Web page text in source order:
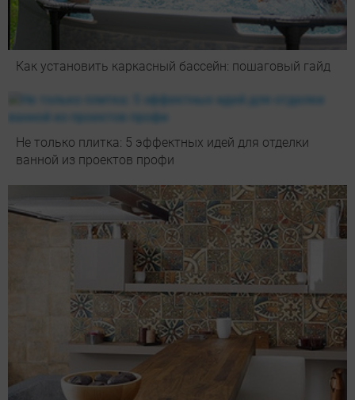
Как установить каркасный бассейн: пошаговый гайд
Не только плитка: 5 эффектных идей для отделки
ванной из проектов профи